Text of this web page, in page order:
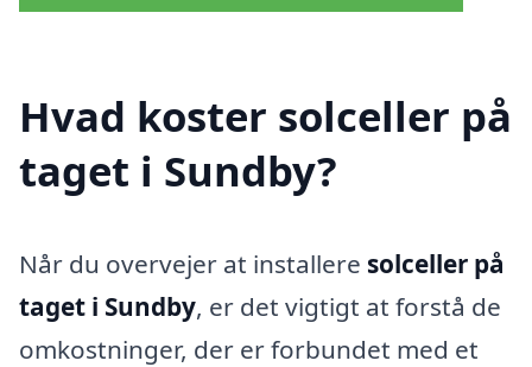
Hvad koster solceller på
taget i Sundby?
Når du overvejer at installere solceller på
taget i Sundby, er det vigtigt at forstå de
omkostninger, der er forbundet med et